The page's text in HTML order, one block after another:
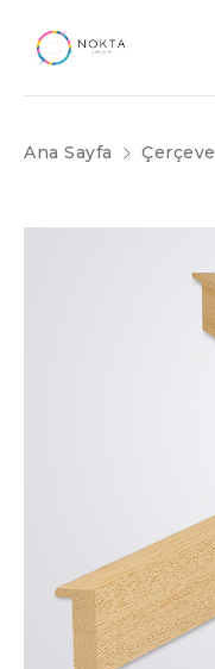
Ana Sayfa Çerçeve